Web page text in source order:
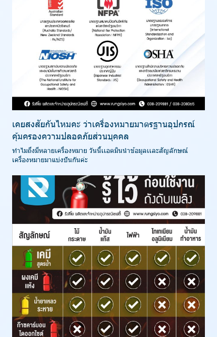
เคยสงสัยกันไหมคะ ว่าเครื่องหมายมาตรฐานอุปกรณ์
คุ้มครองความปลอดภัยส่วนบุคคล
ทำไมถึงมีหลายเครื่องหมาย วันนี้เเอดมินนำข้อมูลเเละสัญลักษณ์
เครื่องหมายมาแบ่งปันกันค่ะ